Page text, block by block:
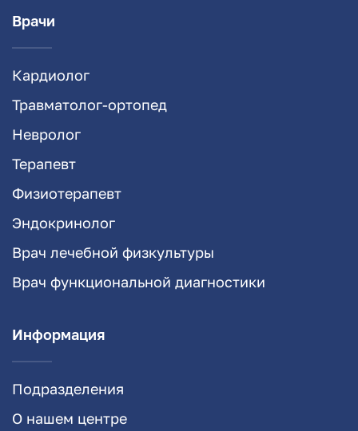
Врачи
Кардиолог
Травматолог-ортопед
Невролог
Терапевт
Физиотерапевт
Эндокринолог
Врач лечебной физкультуры
Врач функциональной диагностики
Информация
Подразделения
О нашем центре